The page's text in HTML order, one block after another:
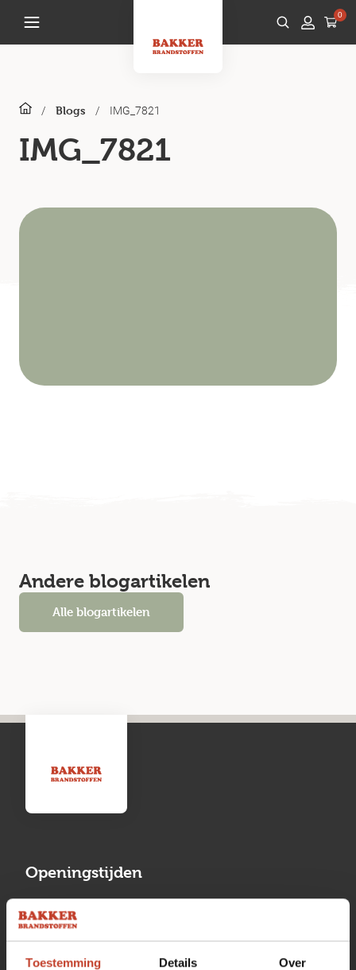
Toestemming Details Over
0
/ Blogs / IMG_7821
IMG_7821
Andere blogartikelen
Alle blogartikelen
Openingstijden
Maandag